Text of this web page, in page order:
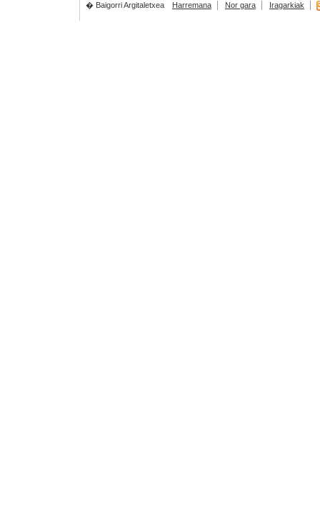
� Baigorri Argitaletxea Harremana Nor gara Iragarkiak